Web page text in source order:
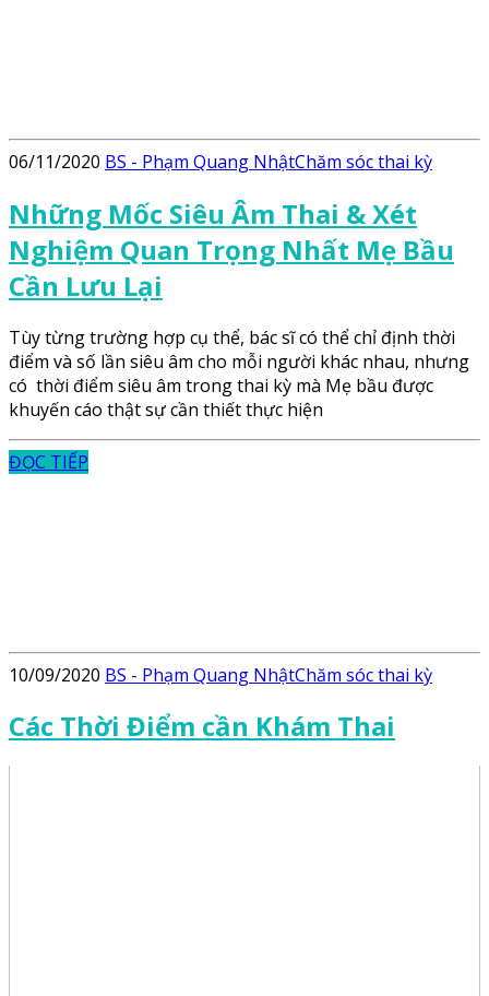
06/11/2020 BS - Phạm Quang NhậtChăm sóc thai kỳ
Những Mốc Siêu Âm Thai & Xét
Nghiệm Quan Trọng Nhất Mẹ Bầu
Cần Lưu Lại
Tùy từng trường hợp cụ thể, bác sĩ có thể chỉ định thời
điểm và số lần siêu âm cho mỗi người khác nhau, nhưng
có thời điểm siêu âm trong thai kỳ mà Mẹ bầu được
khuyến cáo thật sự cần thiết thực hiện
ĐỌC TIẾP
10/09/2020 BS - Phạm Quang NhậtChăm sóc thai kỳ
Các Thời Điểm cần Khám Thai